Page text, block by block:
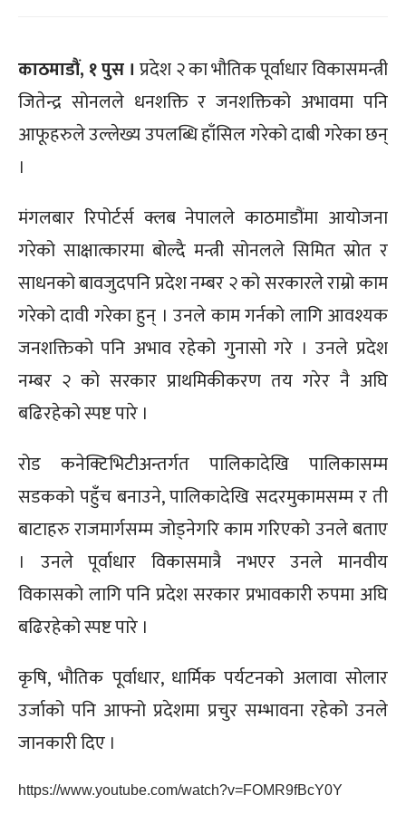
काठमाडौं, १ पुस । प्रदेश २ का भौतिक पूर्वाधार विकासमन्त्री
जितेन्द्र सोनलले धनशक्ति र जनशक्तिको अभावमा पनि
आफूहरुले उल्लेख्य उपलब्धि हाँसिल गरेको दाबी गरेका छन्
।
मंगलबार रिपोर्टर्स क्लब नेपालले काठमाडौंमा आयोजना
गरेको साक्षात्कारमा बोल्दै मन्त्री सोनलले सिमित स्रोत र
साधनको बावजुदपनि प्रदेश नम्बर २ को सरकारले राम्रो काम
गरेको दावी गरेका हुन् । उनले काम गर्नको लागि आवश्यक
जनशक्तिको पनि अभाव रहेको गुनासो गरे । उनले प्रदेश
नम्बर २ को सरकार प्राथमिकीकरण तय गरेर नै अघि
बढिरहेको स्पष्ट पारे ।
रोड कनेक्टिभिटीअन्तर्गत पालिकादेखि पालिकासम्म
सडकको पहुँच बनाउने, पालिकादेखि सदरमुकामसम्म र ती
बाटाहरु राजमार्गसम्म जोड्नेगरि काम गरिएको उनले बताए
। उनले पूर्वाधार विकासमात्रै नभएर उनले मानवीय
विकासको लागि पनि प्रदेश सरकार प्रभावकारी रुपमा अघि
बढिरहेको स्पष्ट पारे ।
कृषि, भौतिक पूर्वाधार, धार्मिक पर्यटनको अलावा सोलार
उर्जाको पनि आफ्नो प्रदेशमा प्रचुर सम्भावना रहेको उनले
जानकारी दिए ।
https://www.youtube.com/watch?v=FOMR9fBcY0Y